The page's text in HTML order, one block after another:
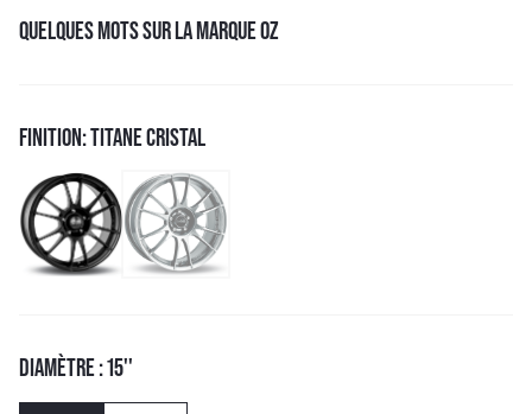
QUELQUES MOTS SUR LA MARQUE OZ
FINITION: TITANE CRISTAL
DIAMÈTRE : 15''